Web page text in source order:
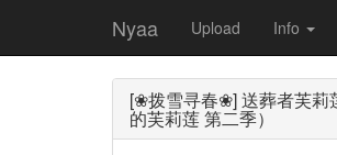
Nyaa Upload Info
[❀拨雪寻春❀] 送葬者芙莉
的芙莉莲 第二季）